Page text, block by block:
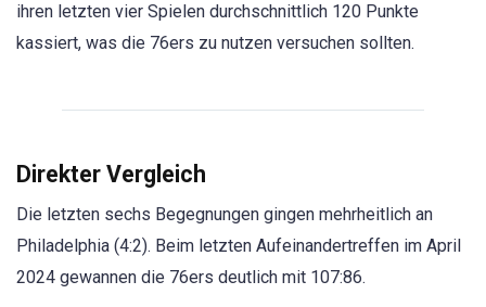
ihren letzten vier Spielen durchschnittlich 120 Punkte
kassiert, was die 76ers zu nutzen versuchen sollten.
Direkter Vergleich
Die letzten sechs Begegnungen gingen mehrheitlich an
Philadelphia (4:2). Beim letzten Aufeinandertreffen im April
2024 gewannen die 76ers deutlich mit 107:86.